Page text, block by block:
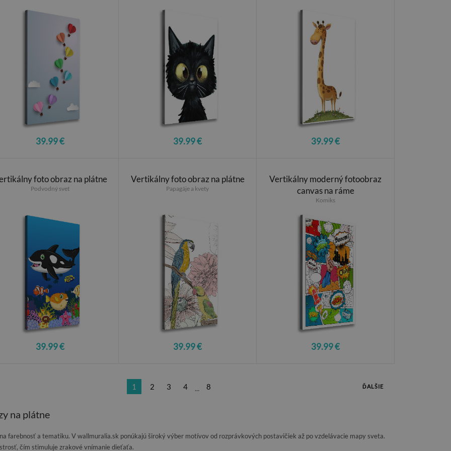
39.99 € 39.99 € 39.99 €
foto obraz na plátne
Podvodný svet
39.99 €
Vertikálny foto obraz na plátne
Papagáje a kvety
39.99 €
Vertikálny moderný fotoobraz
canvas na ráme
Komiks
39.99 €
1 2 3 4 ... 8 ĎALŠIE
na plátne
farebnosť a tematiku. V wallmuralia.sk ponúkajú široký výber motívov od rozprávkových postavičiek až po vzdelávacie mapy sveta.
čím stimuluje zrakové vnímanie dieťaťa.